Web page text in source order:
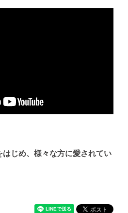
はじめ、様々な方に愛されてい